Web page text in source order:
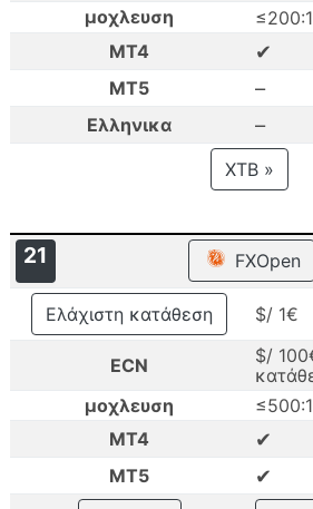
μοχλευση
MT4
✔
MT5 –
Ελληνικα –
XTB »
21 FXOpen
Ελάχιστη κατάθεση $/ 1€
ECN
$/
μοχλευση
≤500:1
MT4
✔
MT5 ✔